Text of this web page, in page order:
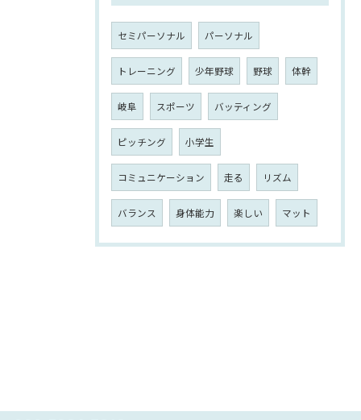
セミパーソナル パーソナル
トレーニング 少年野球 野球 体幹
岐阜 スポーツ バッティング
ピッチング 小学生
コミュニケーション 走る リズム
バランス 身体能力 楽しい マット